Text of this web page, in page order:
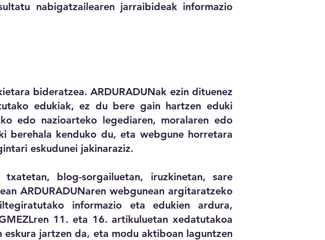
nabigatzailearen jarraibideak informazio
bideratzea. ARDURADUNak ezin dituenez
edukiak, ez du bere gain hartzen eduki
edo nazioarteko legediaren, moralaren edo
berehala kenduko du, eta webgune horretara
eskudunei jakinaraziz.
blog-sorgailuetan, iruzkinetan, sare
ARDURADUNaren webgunean argitaratzeko
informazio eta edukien ardura,
11. eta 16. artikuluetan xedatutakoa
jartzen da, eta modu aktiboan laguntzen